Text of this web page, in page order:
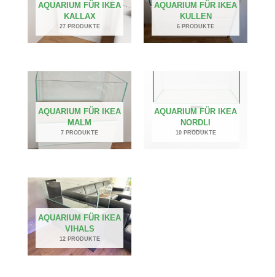
AQUARIUM FÜR IKEA
KALLAX
27 PRODUKTE
AQUARIUM FÜR IKEA
KULLEN
6 PRODUKTE
AQUARIUM FÜR IKEA
MALM
7 PRODUKTE
AQUARIUM FÜR IKEA
NORDLI
10 PRODUKTE
AQUARIUM FÜR IKEA
VIHALS
12 PRODUKTE